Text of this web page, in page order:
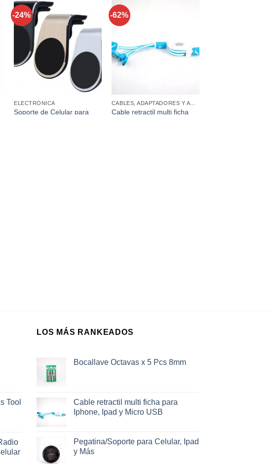
-24%
Añadir a
favoritos
ELECTRÓNICA
Soporte de Celular para
-62%
CABLES, ADAPTADORES Y ACCESORIOS
Cable retractil multi ficha
Tool
LOS MÁS RANKEADOS
Bocallave Octavas x 5 Pcs 8mm
Cable retractil multi ficha para
Iphone, Ipad y Micro USB
Pegatina/Soporte para Celular, Ipad
y Más